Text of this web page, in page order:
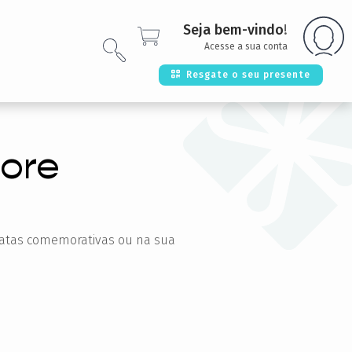
Seja bem-vindo!
Acesse a sua conta
Resgate o seu presente
comemorativas ou na sua